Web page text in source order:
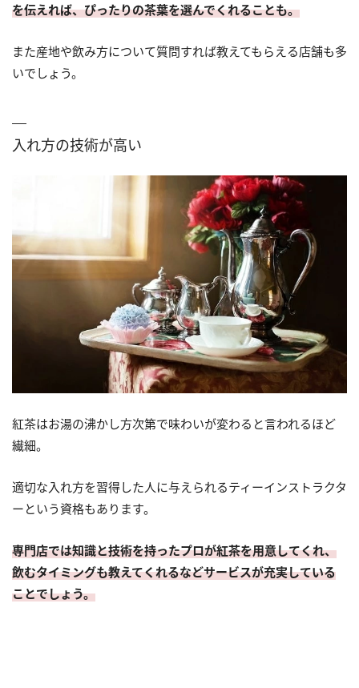
を伝えれば、ぴったりの茶葉を選んでくれることも。
また産地や飲み方について質問すれば教えてもらえる店舗も多
いでしょう。
入れ方の技術が高い
紅茶はお湯の沸かし方次第で味わいが変わると言われるほど
繊細。
適切な入れ方を習得した人に与えられるティーインストラクタ
ーという資格もあります。
専門店では知識と技術を持ったプロが紅茶を用意してくれ、
飲むタイミングも教えてくれるなどサービスが充実している
ことでしょう。